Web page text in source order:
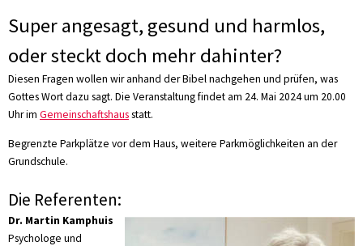
Super angesagt, gesund und harmlos,
oder steckt doch mehr dahinter?
Diesen Fragen wollen wir anhand der Bibel nachgehen und prüfen, was
Gottes Wort dazu sagt. Die Veranstaltung findet am 24. Mai 2024 um 20.00
Uhr im Gemeinschaftshausstatt.
Begrenzte Parkplätze vor dem Haus, weitere Parkmöglichkeiten an der
Grundschule.
Die Referenten:
Dr. Martin Kamphuis
Psychologe und